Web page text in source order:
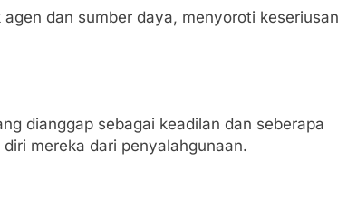
dan sumber daya, menyoroti keseriusan
dianggap sebagai keadilan dan seberapa
mereka dari penyalahgunaan.